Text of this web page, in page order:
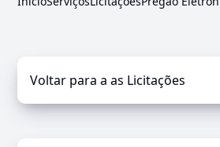
Voltar para a as Licitações